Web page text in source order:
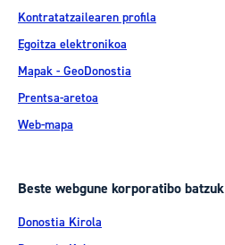
Kontratatzailearen profila
Egoitza elektronikoa
Mapak - GeoDonostia
Prentsa-aretoa
Web-mapa
Beste webgune korporatibo batzuk
Donostia Kirola